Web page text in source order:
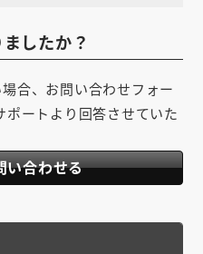
したか？
合、お問い合わせフォー
ポートより回答させていた
い合わせる